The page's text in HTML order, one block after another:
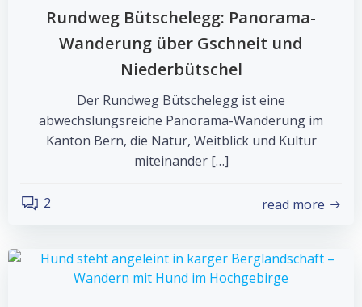
Rundweg Bütschelegg: Panorama-
Wanderung über Gschneit und
Niederbütschel
Der Rundweg Bütschelegg ist eine
abwechslungsreiche Panorama-Wanderung im
Kanton Bern, die Natur, Weitblick und Kultur
miteinander […]
2 read more